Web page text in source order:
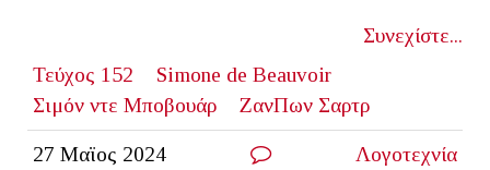
Συνεχίστε...
Τεύχος 152
Simone de Beauvoir
Σιμόν ντε Μποβουάρ
ΖανΠων Σαρτρ
27 Μαϊος 2024 Λογοτεχνία